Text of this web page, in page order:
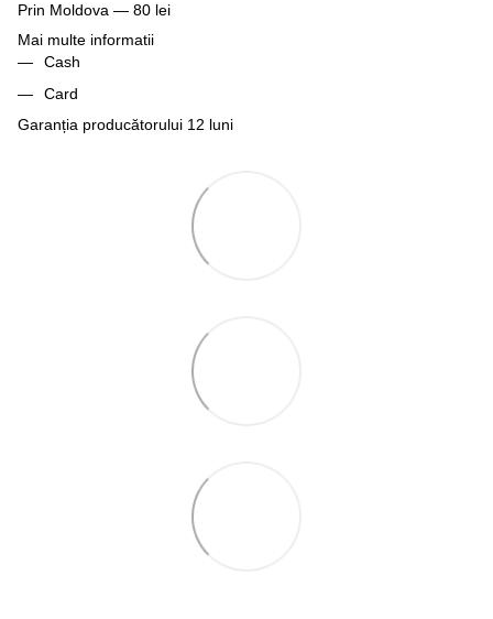
Prin Moldova — 80 lei
Mai multe informatii
Cash
Card
Garanția producătorului 12 luni